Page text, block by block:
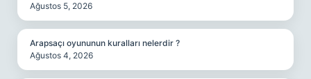
Ağustos 5, 2026
Arapsaçı oyununun kuralları nelerdir ?
Ağustos 4, 2026